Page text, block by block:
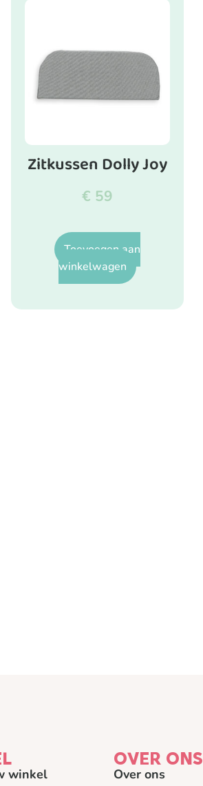
Zitkussen Dolly Joy
€ 59
Toevoegen aan
winkelwagen
winkel
OVER ONS
Over ons